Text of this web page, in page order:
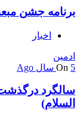
برنامه جشن مبعث در ۳۵
اخبار
ادمین
On 5 سال Ago
سالگرد
السلام)